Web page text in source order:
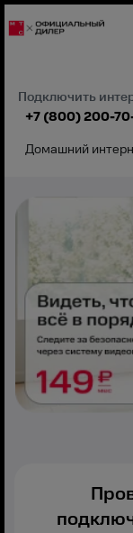
Подключить
+7 (800) 200-
Домашний